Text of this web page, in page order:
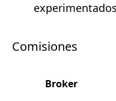
Comisiones
Broker